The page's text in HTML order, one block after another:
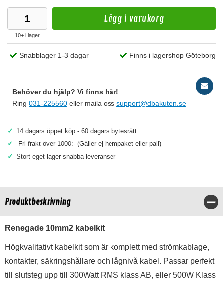
10+ i lager
Lägg i varukorg
Snabblager 1-3 dagar Finns i lagershop Göteborg
Behöver du hjälp? Vi finns här!
Ring 031-225560 eller maila oss support@dbakuten.se
✓ 14 dagars öppet köp - 60 dagars bytesrätt
✓ Fri frakt över 1000:- (Gäller ej hempaket eller pall)
✓ Stort eget lager snabba leveranser
Produktbeskrivning
Renegade 10mm2 kabelkit
Högkvalitativt kabelkit som är komplett med strömkablage,
kontakter, säkringshållare och lågnivå kabel. Passar perfekt
till slutsteg upp till 300Watt RMS klass AB, eller 500W Klass